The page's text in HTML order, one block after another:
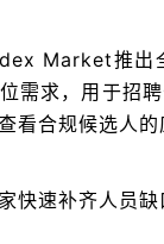
Market推出
需求，用于招
看合规候选人
快速补齐人员